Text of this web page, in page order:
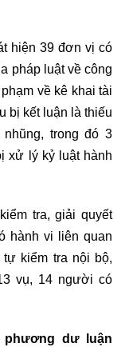
hiện 39 đơn vị có
pháp luật về công
về kê khai tài
bị kết luận là thiếu
trong đó 3
xử lý kỷ luật hành
tra, giải quyết
hành vi liên quan
tự kiểm tra nội bộ,
vụ, 14 người có
phương dư luận